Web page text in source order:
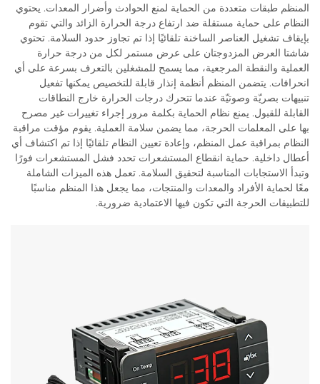
المنظم طبقات متعددة من الحماية لمنع الحوادث وأضرار المعدات. يحتوي
النظام على حماية مستقلة ضد ارتفاع درجة الحرارة الزائد والتي تقوم
بإيقاف تشغيل العناصر الساخنة تلقائيًا إذا تم تجاوز حدود السلامة. تحتوي
شاشتا العرض المزدوجتان على عرض مستمر لكل من درجة حرارة
العملية والنقطة المرجعية، مما يسمح للمشغلين بالتعرف بسرعة على أي
انحرافات. يتضمن المنظم أنظمة إنذار قابلة للتخصيص يمكنها تفعيل
تنبيهات بصريّة وصوتيّة عندما تتحرك درجات الحرارة خارج النطاقات
القابلة للقبول. يمنع نظام الحماية بكلمة مرور إجراء تغييرات غير مصرح
بها على المعلمات الحرجة، مما يضمن سلامة العملية. يقوم مؤقت مراقبة
النظام بمراقبة عمل المنظم، وإعادة تعيين النظام تلقائيًا إذا تم اكتشاف أي
أعطال داخلية. حماية انقطاع المستشعرات تحدد فشل المستشعرات فورًا
وتبدأ الاستجابات المناسبة لتحقيق السلامة. تعمل هذه الميزات الشاملة
معًا لحماية الأفراد والمعدات والمنتجات، مما يجعل هذا المنظم مناسبًا
للتطبيقات الحرجة التي تكون فيها الاعتمادية ضرورية.